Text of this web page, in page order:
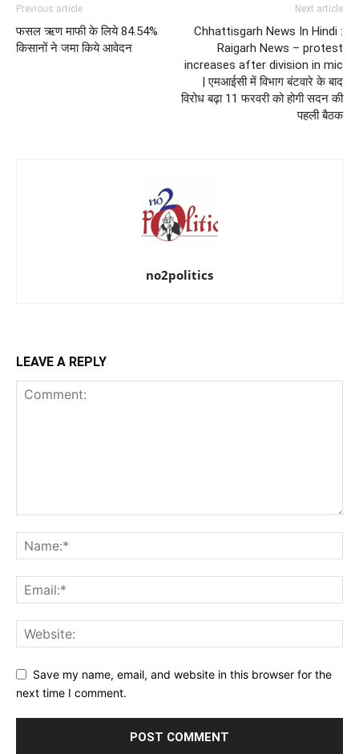
Previous article
फसल ऋण माफी के लिये 84.54%
किसानों ने जमा किये आवेदन
Next article
Chhattisgarh News In Hindi :
Raigarh News – protest
increases after division in mic
| एमआईसी में विभाग बंटवारे के बाद
विरोध बढ़ा 11 फरवरी को होगी सदन की
पहली बैठक
no2politics
LEAVE A REPLY
Save my name, email, and website in this browser for the
next time I comment.